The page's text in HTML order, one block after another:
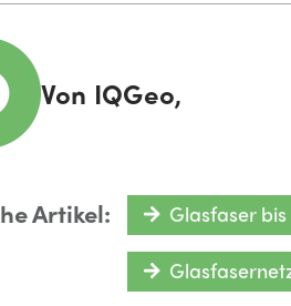
Von IQGeo,
Artikel: Glasfaser